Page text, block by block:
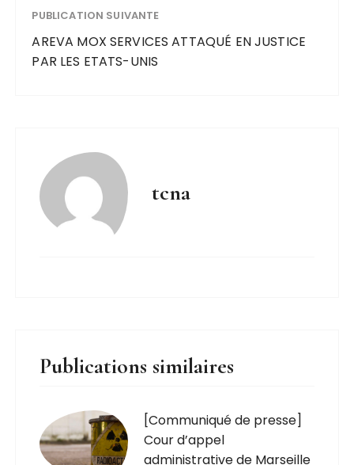
PUBLICATION SUIVANTE
AREVA MOX SERVICES ATTAQUÉ EN JUSTICE
PAR LES ETATS-UNIS
tcna
Publications similaires
[Communiqué de presse]
Cour d’appel
administrative de Marseille